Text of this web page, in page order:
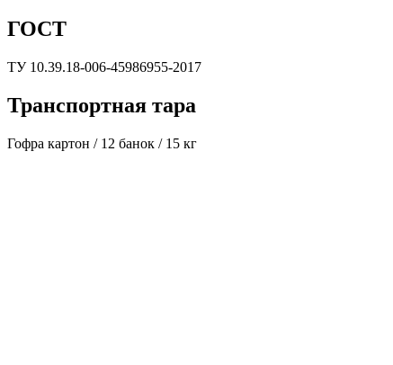
ГОСТ
ТУ 10.39.18-006-45986955-2017
Транспортная тара
Гофра картон / 12 банок / 15 кг